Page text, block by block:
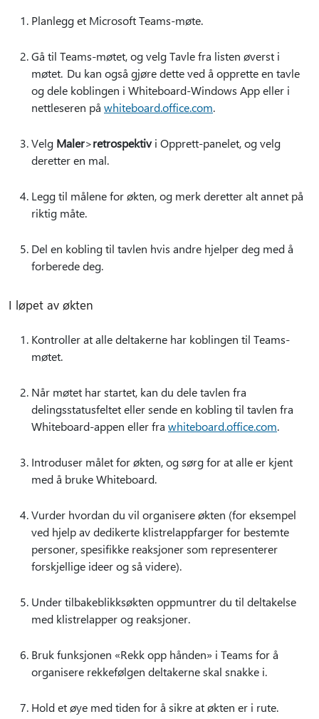
Planlegg et Microsoft Teams-møte.
Gå til Teams-møtet, og velg Tavle fra listen øverst i
møtet. Du kan også gjøre dette ved å opprette en tavle
og dele koblingen i Whiteboard-Windows App eller i
nettleseren på whiteboard.office.com.
Velg Maler>retrospektivi Opprett-panelet, og velg
deretter en mal.
Legg til målene for økten, og merk deretter alt annet på
riktig måte.
Del en kobling til tavlen hvis andre hjelper deg med å
forberede deg.
I løpet av økten
Kontroller at alle deltakerne har koblingen til Teams-
møtet.
Når møtet har startet, kan du dele tavlen fra
delingsstatusfeltet eller sende en kobling til tavlen fra
Whiteboard-appen eller fra whiteboard.office.com.
Introduser målet for økten, og sørg for at alle er kjent
med å bruke Whiteboard.
Vurder hvordan du vil organisere økten (for eksempel
ved hjelp av dedikerte klistrelappfarger for bestemte
personer, spesifikke reaksjoner som representerer
forskjellige ideer og så videre).
Under tilbakeblikksøkten oppmuntrer du til deltakelse
med klistrelapper og reaksjoner.
Bruk funksjonen «Rekk opp hånden» i Teams for å
organisere rekkefølgen deltakerne skal snakke i.
Hold et øye med tiden for å sikre at økten er i rute.